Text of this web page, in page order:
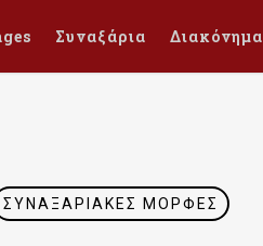
Συναξάρια Διακόνημα
ΣΥΝΑΞΑΡΙΑΚΈΣ ΜΟΡΦΈΣ